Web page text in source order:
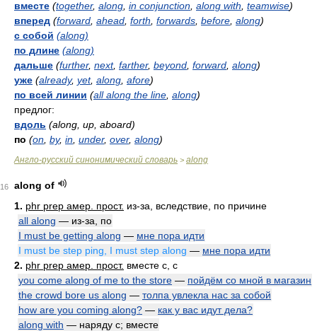
вместе (together, along in conjunction along with teamwise)
вперед (forward ahead forth forwards before along)
с собой (along)
по длине (along)
дальше (further, next, farther, beyond forward along)
уже (already, yet, along afore)
по всей линии (all along the line along)
предлог:
вдоль (along, up, aboard)
по (on by, in under, over, along)
Англо-русский синонимический словарь > along
16
along of
1. phr prep амер. прост. из-за, вследствие, по причине
all along — из-за, по
I must be getting along — мне пора идти
I must be step ping, I must step along — мне пора идти
2. phr prep амер. прост. вместе с, с
you come along of me to the store — пойдём со мной в магазин
the crowd bore us along — толпа увлекла нас за собой
how are you coming along? — как у вас идут дела?
along with — наряду с; вместе